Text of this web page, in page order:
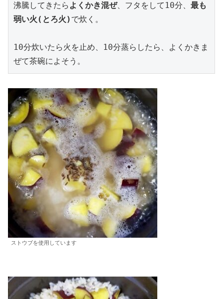
沸騰してきたら よくかき混ぜ、フタをして10分、 最も
弱い火(とろ火) で炊く。
10分炊いたら火を止め、10分蒸らしたら、よくかきま
ぜて茶碗によそう。
ストウブを使用しています